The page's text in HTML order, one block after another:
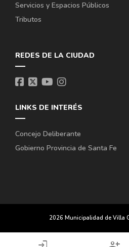
Servicios y Espacios Públicos
Tributos
REDES DE LA CIUDAD
LINKS DE INTERÉS
Concejo Deliberante
Gobierno Provincia de Santa Fe
2026 Municipalidad de Villa